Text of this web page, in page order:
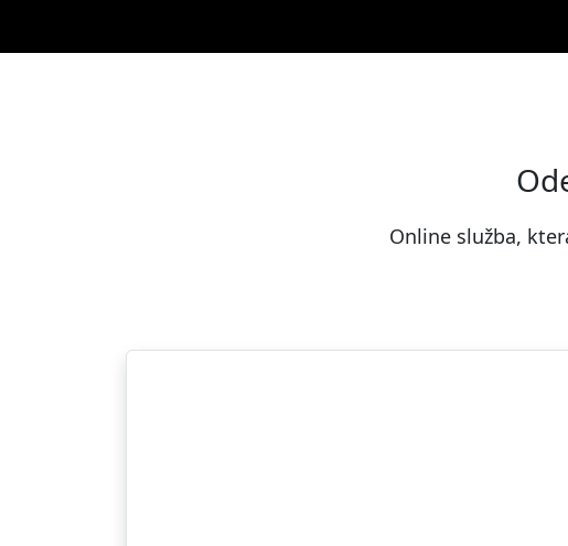
Online služba,